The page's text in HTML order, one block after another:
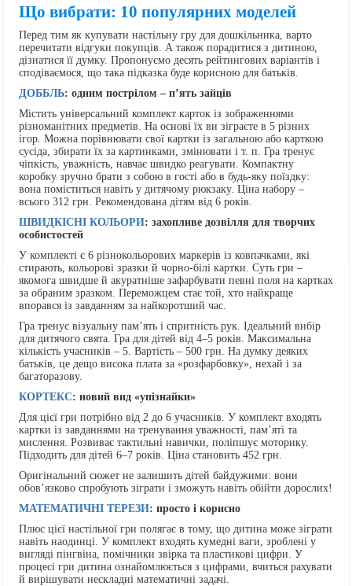
Що вибрати: 10 популярних моделей
Перед тим як купувати настільну гру для дошкільника, варто
перечитати відгуки покупців. А також порадитися з дитиною,
дізнатися її думку. Пропонуємо десять рейтингових варіантів і
сподіваємося, що така підказка буде корисною для батьків.
ДОББЛЬ: одним пострілом – п’ять зайців
Містить універсальний комплект карток із зображеннями
різноманітних предметів. На основі їх ви зіграєте в 5 різних
ігор. Можна порівнювати свої картки із загальною або карткою
сусіда, збирати їх за картинками, змінювати і т. п. Гра тренує
чіпкість, уважність, навчає швидко реагувати. Компактну
коробку зручно брати з собою в гості або в будь-яку поїздку:
вона поміститься навіть у дитячому рюкзаку. Ціна набору –
всього 312 грн. Рекомендована дітям від 6 років.
ШВИДКІСНІ КОЛЬОРИ: захопливе дозвілля для творчих
особистостей
У комплекті є 6 різнокольорових маркерів із ковпачками, які
стирають, кольорові зразки й чорно-білі картки. Суть гри –
якомога швидше й акуратніше зафарбувати певні поля на картках
за обраним зразком. Переможцем стає той, хто найкраще
впорався із завданням за найкоротший час.
Гра тренує візуальну пам’ять і спритність рук. Ідеальний вибір
для дитячого свята. Гра для дітей від 4–5 років. Максимальна
кількість учасників – 5. Вартість – 500 грн. На думку деяких
батьків, це дещо висока плата за «розфарбовку», нехай і за
багаторазову.
КОРТЕКС: новий вид «упізнайки»
Для цієї гри потрібно від 2 до 6 учасників. У комплект входять
картки із завданнями на тренування уважності, пам’яті та
мислення. Розвиває тактильні навички, поліпшує моторику.
Підходить для дітей 6–7 років. Ціна становить 452 грн.
Оригінальний сюжет не залишить дітей байдужими: вони
обов’язково спробують зіграти і зможуть навіть обійти дорослих!
МАТЕМАТИЧНІ ТЕРЕЗИ: просто і корисно
Плюс цієї настільної гри полягає в тому, що дитина може зіграти
навіть наодинці. У комплект входять кумедні ваги, зроблені у
вигляді пінгвіна, помічники звірка та пластикові цифри. У
процесі гри дитина ознайомлюється з цифрами, вчиться рахувати
й вирішувати нескладні математичні задачі.